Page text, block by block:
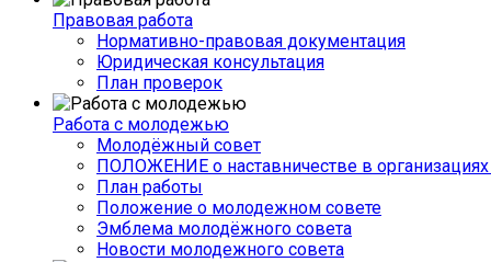
Правовая работа
Нормативно-правовая документация
Юридическая консультация
План проверок
Работа с молодежью
Молодёжный совет
ПОЛОЖЕНИЕ о наставничестве в организациях
План работы
Положение о молодежном совете
Эмблема молодёжного совета
Новости молодежного совета